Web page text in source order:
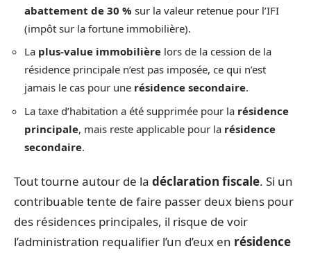
abattement de 30 % sur la valeur retenue pour l’IFI
(impôt sur la fortune immobilière).
La plus-value immobilière lors de la cession de la
résidence principale n’est pas imposée, ce qui n’est
jamais le cas pour une résidence secondaire.
La taxe d’habitation a été supprimée pour la résidence
principale, mais reste applicable pour la résidence
secondaire.
Tout tourne autour de la déclaration fiscale. Si un
contribuable tente de faire passer deux biens pour
des résidences principales, il risque de voir
l’administration requalifier l’un d’eux en résidence